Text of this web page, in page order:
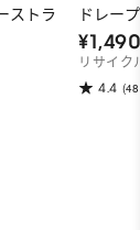
ストラ
ドレー
リサイク
4.4